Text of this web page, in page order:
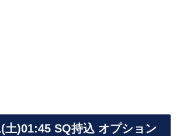
土)01:45 SQ持込 オプション